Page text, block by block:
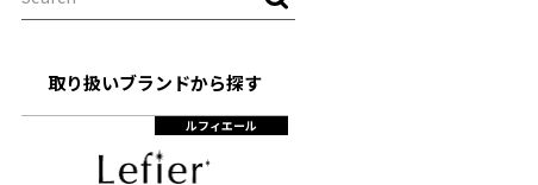
取り扱いブランドから探す
ルフィエール